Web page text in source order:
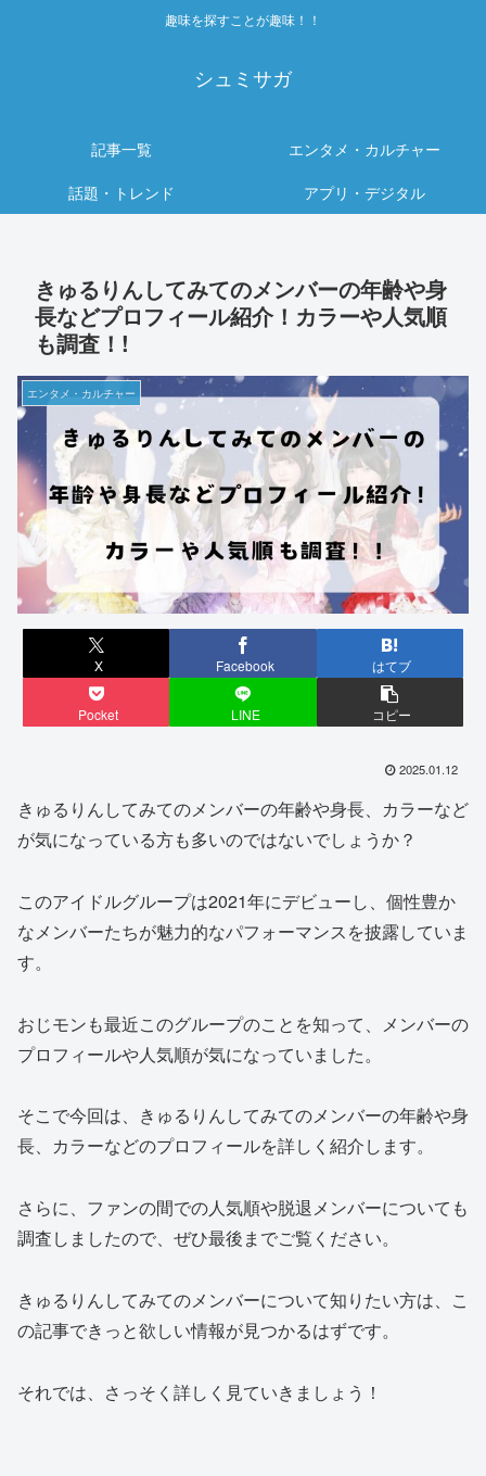
趣味を探すことが趣味！！
シュミサガ
記事一覧
エンタメ・カルチャー
話題・トレンド
アプリ・デジタル
きゅるりんしてみてのメンバーの年齢や身
長などプロフィール紹介！カラーや人気順
も調査！!
エンタメ・カルチャー
X Facebook はてブ
Pocket LINE コピー
2025.01.12
きゅるりんしてみてのメンバーの年齢や身長、カラーなど
が気になっている方も多いのではないでしょうか？
このアイドルグループは2021年にデビューし、個性豊か
なメンバーたちが魅力的なパフォーマンスを披露していま
す。
おじモンも最近このグループのことを知って、メンバーの
プロフィールや人気順が気になっていました。
そこで今回は、きゅるりんしてみてのメンバーの年齢や身
長、カラーなどのプロフィールを詳しく紹介します。
さらに、ファンの間での人気順や脱退メンバーについても
調査しましたので、ぜひ最後までご覧ください。
きゅるりんしてみてのメンバーについて知りたい方は、こ
の記事できっと欲しい情報が見つかるはずです。
それでは、さっそく詳しく見ていきましょう！